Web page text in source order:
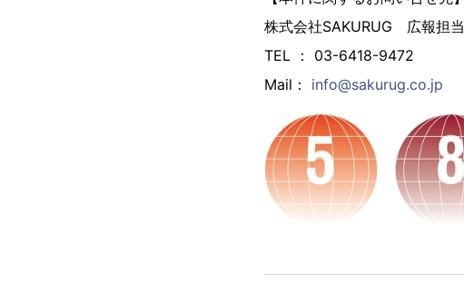
株式会社SAKURUG 広報担当
TEL ： 03-6418-9472
Mail： info@sakurug.co.jp